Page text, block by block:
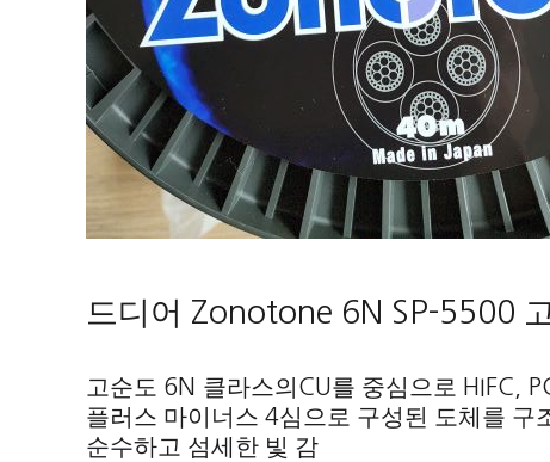
드디어 Zonotone 6N SP-5500
고순도 6N 클라스의 CU를 중심으로 HIFC,
플러스 마이너스 4심으로 구성된 도체를 구
순수하고 섬세한 빛 감